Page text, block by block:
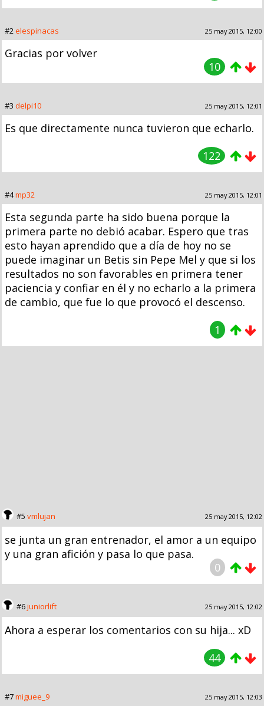
#2elespinacas 25 may 2015, 12:00
Gracias por volver
10
#3 delpi10 25 may 2015, 12:01
Es que directamente nunca tuvieron que echarlo.
122
#4mp32 25 may 2015, 12:01
Esta segunda parte ha sido buena porque la
primera parte no debió acabar. Espero que tras
esto hayan aprendido que a día de hoy no se
puede imaginar un Betis sin Pepe Mel y que si los
resultados no son favorables en primera tener
paciencia y confiar en él y no echarlo a la primera
de cambio, que fue lo que provocó el descenso.
1
#5 vmlujan 25 may 2015, 12:02
se junta un gran entrenador, el amor a un equipo
y una gran afición y pasa lo que pasa.
0
#6juniorlift 25 may 2015, 12:02
Ahora a esperar los comentarios con su hija... xD
44
#7miguee_9 25 may 2015, 12:03